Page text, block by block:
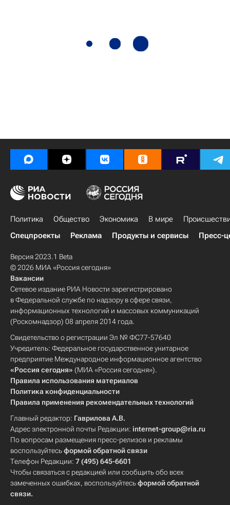
Политика Общество Экономика В мире
Спецпроекты
Реклама Продукты и сервисы Пресс-
Версия 2023.1 Beta
© 2026 МИА «Россия сегодня»
Вакансии
Сетевое издание РИА Новости зарегистрировано
в Федеральной службе по надзору в сфере связи,
информационных технологий и массовых коммуникаций
(Роскомнадзор) 08 апреля 2014 года.
Свидетельство о регистрации Эл № ФС77-57640
Учредитель: Федеральное государственное унитарное
предприятие Международное информационное агентство
«Россия сегодня» (МИА «Россия сегодня»).
Правила использования материалов
Политика конфиденциальности
Правила применения рекомендательных технологий
Главный редактор: Гаврилова А.В.
Адрес электронной почты Редакции: internet-group@ria.ru
По вопросам размещения пресс-релизов и рекламы
воспользуйтесьформой обратной связи
Телефон Редакции: 7 (495) 645-6601
Чтобы связаться с редакцией или сообщить обо всех
замеченных ошибках, воспользуйтесьформой обратной
связи.